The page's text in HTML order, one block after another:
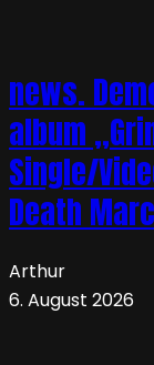
news.
album
Single/
Death
Arthur
6. August 2026